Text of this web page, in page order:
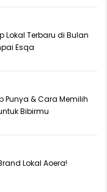
Lokal Terbaru di Bulan
Esqa
Punya & Cara Memilih
Bibirmu
Lokal Aoera!